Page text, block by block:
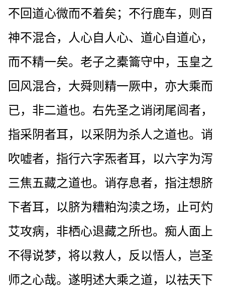
不回道心微而不着矣；不行鹿车，则百
神不混合，人心自人心、道心自道心，
而不精一矣。老子之橐籥守中，玉皇之
回风混合，大舜则精一厥中，亦大乘而
已，非二道也。右先圣之诮闭尾闾者，
指采阴者耳，以采阴为杀人之道也。诮
吹嘘者，指行六字炁者耳，以六字为泻
三焦五藏之道也。诮存息者，指注想脐
下者耳，以脐为糟粕沟渎之场，止可灼
艾攻病，非栖心退藏之所也。痴人面上
不得说梦，将以救人，反以悟人，岂圣
师之心哉。遂明述大乘之道，以祛天下